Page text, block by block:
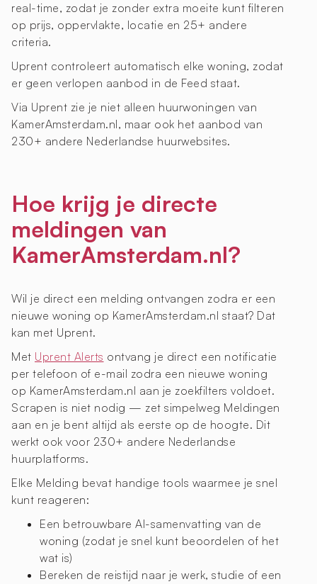
real-time, zodat je zonder extra moeite kunt filteren
op prijs, oppervlakte, locatie en 25+ andere
criteria.
Uprent controleert automatisch elke woning, zodat
er geen verlopen aanbod in de Feed staat.
Via Uprent zie je niet alleen huurwoningen van
KamerAmsterdam.nl, maar ook het aanbod van
230+ andere Nederlandse huurwebsites.
Hoe krijg je directe
meldingen van
KamerAmsterdam.nl?
Wil je direct een melding ontvangen zodra er een
nieuwe woning op KamerAmsterdam.nl staat? Dat
kan met Uprent.
Met Uprent Alerts ontvang je direct een notificatie
per telefoon of e-mail zodra een nieuwe woning
op KamerAmsterdam.nl aan je zoekfilters voldoet.
Scrapen is niet nodig — zet simpelweg Meldingen
aan en je bent altijd als eerste op de hoogte. Dit
werkt ook voor 230+ andere Nederlandse
huurplatforms.
Elke Melding bevat handige tools waarmee je snel
kunt reageren:
Een betrouwbare AI-samenvatting van de
woning (zodat je snel kunt beoordelen of het
wat is)
Bereken de reistijd naar je werk, studie of een